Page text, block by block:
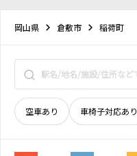
岡山県 倉敷市 稲荷町
空車あり 車椅子対応あり